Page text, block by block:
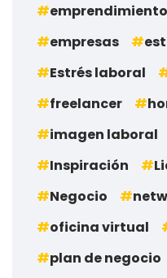
emprendimiento
empresas
Estrés laboral
freelancer
imagen laboral
Inspiración
Negocio
oficina virtual
plan de negocio